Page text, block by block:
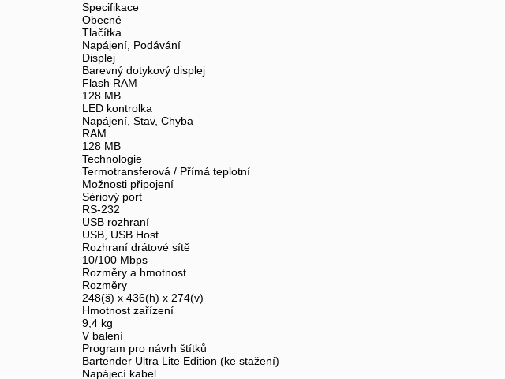
Specifikace
Obecné
Tlačítka
Napájení, Podávání
Displej
Barevný dotykový displej
Flash RAM
128 MB
LED kontrolka
Napájení, Stav, Chyba
RAM
128 MB
Technologie
Termotransferová / Přímá teplotní
Možnosti připojení
Sériový port
RS-232
USB rozhraní
USB, USB Host
Rozhraní drátové sítě
10/100 Mbps
Rozměry a hmotnost
Rozměry
248(š) x 436(h) x 274(v)
Hmotnost zařízení
9,4 kg
V balení
Program pro návrh štítků
Bartender Ultra Lite Edition (ke stažení)
Napájecí kabel